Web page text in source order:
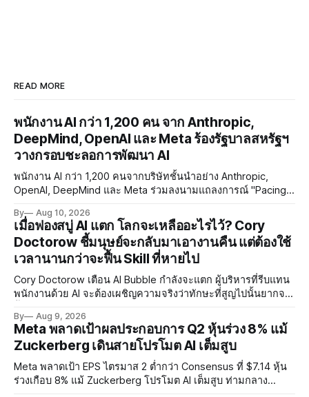
READ MORE
พนักงาน AI กว่า 1,200 คน จาก Anthropic,
DeepMind, OpenAI และ Meta ร้องรัฐบาลสหรัฐฯ
วางกรอบชะลอการพัฒนา AI
พนักงาน AI กว่า 1,200 คนจากบริษัทชั้นนำอย่าง Anthropic,
OpenAI, DeepMind และ Meta ร่วมลงนามแถลงการณ์ "Pacing
จังหวะการพัฒนา AI ท่ามกลางความกังวลด้าน RSI และ
Misalignment
By Aug 10, 2026
เมื่อฟองสบู่ AI แตก โลกจะเหลืออะไรไว้? Cory
Doctorow ชี้มนุษย์จะกลับมาเอางานคืน แต่ต้องใช้
เวลานานกว่าจะฟื้น Skill ที่หายไป
Cory Doctorow เตือน AI Bubble กำลังจะแตก ผู้บริหารที่รีบแทน
พนักงานด้วย AI จะต้องเผชิญความจริงว่าทักษะที่สูญไปนั้นยากจะ
Source แทน
By Aug 9, 2026
Meta พลาดเป้าผลประกอบการ Q2 หุ้นร่วง 8% แม้
Zuckerberg เดินสายโปรโมต AI เต็มสูบ
Meta พลาดเป้า EPS ไตรมาส 2 ต่ำกว่า Consensus ที่ $7.14 หุ้น
ร่วงเกือบ 8% แม้ Zuckerberg โปรโมต AI เต็มสูบ ท่ามกลาง